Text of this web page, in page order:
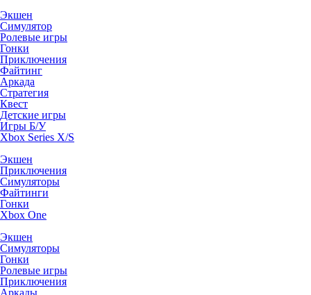
Экшен
Симулятор
Ролевые игры
Гонки
Приключения
Файтинг
Аркада
Стратегия
Квест
Детские игры
Игры Б/У
Xbox Series X/S
Экшен
Приключения
Симуляторы
Файтинги
Гонки
Xbox One
Экшен
Симуляторы
Гонки
Ролевые игры
Приключения
Аркады